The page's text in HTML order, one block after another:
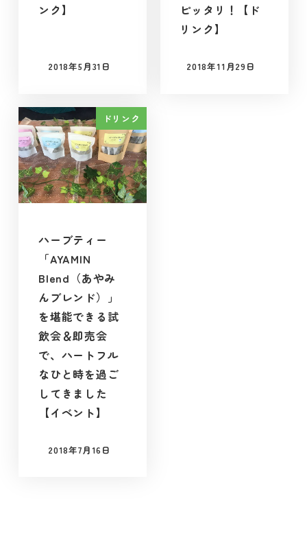
ンク】
投稿日
2018年5月31日
ピッタリ！【ド
リンク】
投稿日
2018年11月29日
ドリンク
ハーブティー
「AYAMIN
Blend（あやみ
んブレンド）」
を堪能できる試
飲会＆即売会
で、ハートフル
なひと時を過ご
してきました
【イベント】
投稿日
2018年7月16日